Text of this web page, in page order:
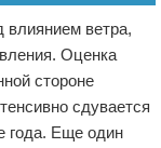
влиянием ветра,
Оценка
стороне
сдувается
года. Еще один